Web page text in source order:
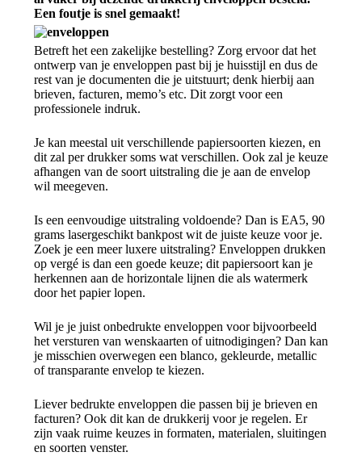
Een foutje is snel gemaakt!
Betreft het een zakelijke bestelling? Zorg ervoor dat het
ontwerp van je enveloppen past bij je huisstijl en dus de
rest van je documenten die je uitstuurt; denk hierbij aan
brieven, facturen, memo’s etc. Dit zorgt voor een
professionele indruk.
Je kan meestal uit verschillende papiersoorten kiezen, en
dit zal per drukker soms wat verschillen. Ook zal je keuze
afhangen van de soort uitstraling die je aan de envelop
wil meegeven.
Is een eenvoudige uitstraling voldoende? Dan is EA5, 90
grams lasergeschikt bankpost wit de juiste keuze voor je.
Zoek je een meer luxere uitstraling? Enveloppen drukken
op vergé is dan een goede keuze; dit papiersoort kan je
herkennen aan de horizontale lijnen die als watermerk
door het papier lopen.
Wil je je juist onbedrukte enveloppen voor bijvoorbeeld
het versturen van wenskaarten of uitnodigingen? Dan kan
je misschien overwegen een blanco, gekleurde, metallic
of transparante envelop te kiezen.
Liever bedrukte enveloppen die passen bij je brieven en
facturen? Ook dit kan de drukkerij voor je regelen. Er
zijn vaak ruime keuzes in formaten, materialen, sluitingen
en soorten venster.